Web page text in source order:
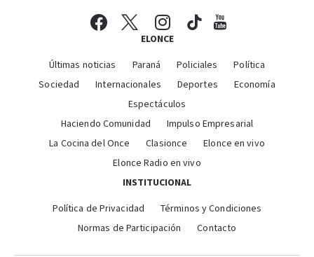
ELONCE
Últimas noticias Paraná Policiales
Política
Sociedad
Internacionales Deportes
Economía
Espectáculos
Haciendo Comunidad
Impulso Empresarial
La Cocina del Once
Clasionce
Elonce en vivo
Elonce Radio en vivo
INSTITUCIONAL
Política de Privacidad
Términos y Condiciones
Normas de Participación
Contacto